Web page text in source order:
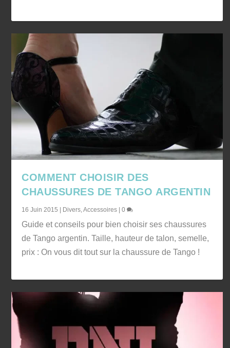
COMMENT CHOISIR DES
CHAUSSURES DE TANGO ARGENTIN
16 Juin 2015 Divers,Accessoires |0
Guide et conseils pour bien choisir ses chaussures
de Tango argentin. Taille, hauteur de talon, semelle,
prix : On vous dit tout sur la chaussure de Tango !